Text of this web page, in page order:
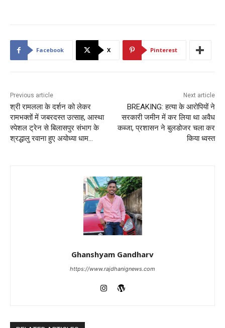
Facebook X Pinterest
Previous article
श्री रामलला के दर्शन को लेकर
रामभक्तों में जबरदस्त उत्साह, आस्था
स्पेशल ट्रेन से बिलासपुर संभाग के
श्रद्धालु रवाना हुए अयोध्या धाम…
Next article
BREAKING: हत्या के आरोपियों ने
सरकारी जमीन में कर लिया था अवैध
कब्जा, प्रशासन ने बुलडोजर चला कर
किया ध्वस्त
Ghanshyam Gandharv
https://www.rajdhanignews.com